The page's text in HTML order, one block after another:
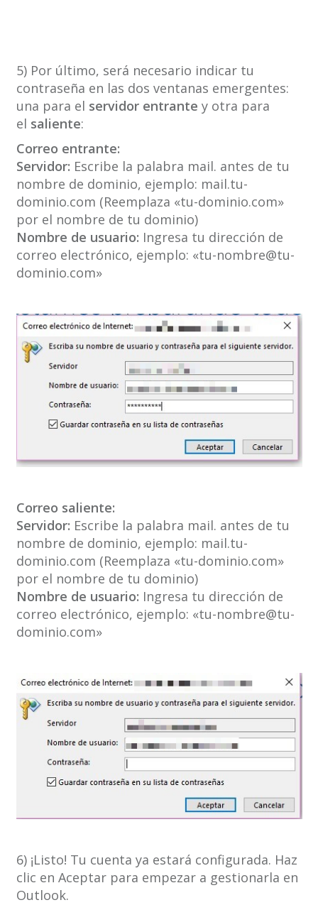
5) Por último, será necesario indicar tu
contraseña en las dos ventanas emergentes:
una para el servidor entrante y otra para
el saliente:
Correo entrante:
Servidor: Escribe la palabra mail. antes de tu
nombre de dominio, ejemplo: mail.tu-
dominio.com (Reemplaza «tu-dominio.com»
por el nombre de tu dominio)
Nombre de usuario: Ingresa tu dirección de
correo electrónico, ejemplo: «tu-nombre@tu-
dominio.com»
Correo saliente:
Servidor: Escribe la palabra mail. antes de tu
nombre de dominio, ejemplo: mail.tu-
dominio.com (Reemplaza «tu-dominio.com»
por el nombre de tu dominio)
Nombre de usuario: Ingresa tu dirección de
correo electrónico, ejemplo: «tu-nombre@tu-
dominio.com»
6) ¡Listo! Tu cuenta ya estará configurada. Haz
clic en Aceptar para empezar a gestionarla en
Outlook.